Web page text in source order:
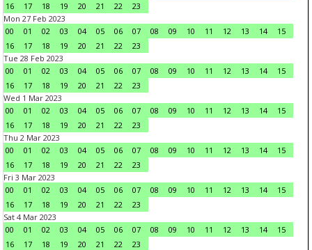
16
17 18 19 20 21 22
23
Mon 27 Feb 2023
00
01 02 03 04 05 06 07 08 09 10 11 12 13 14
15
16
17 18 19 20 21 22
23
Tue 28 Feb 2023
00
01 02 03 04 05 06 07 08 09 10 11 12 13 14
15
16
17 18 19 20 21 22
23
Wed 1 Mar 2023
00
01 02 03 04 05 06 07 08 09 10 11 12 13 14
15
16
17 18 19 20 21 22
23
Thu 2 Mar 2023
00
01 02 03 04 05 06 07 08 09 10 11 12 13 14
15
16
17 18 19 20 21 22
23
Fri 3 Mar 2023
00
01 02 03 04 05 06 07 08 09 10 11 12 13 14
15
16
17 18 19 20 21 22
23
Sat 4 Mar 2023
00
01 02 03 04 05 06 07 08 09 10 11 12 13 14
15
16
17 18 19 20 21 22
23